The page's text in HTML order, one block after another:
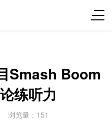
Smash Boom
练听力
浏览量：151